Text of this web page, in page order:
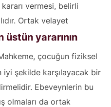
vermesi, belirli
Ortak velayet
üstün yararının
çocuğun fiziksel
iyi şekilde karşılayacak bir
Ebeveynlerin bu
olmaları da ortak